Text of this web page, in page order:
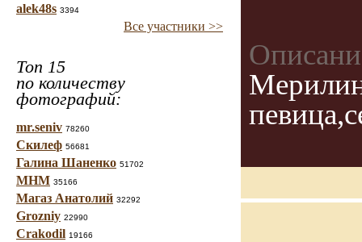
alek48s 3394
Все участники >>
Топ 15
по количеству
фотографий:
mr.seniv 78260
Скилеф 56681
Галина Шаненко 51702
МНМ 35166
Магаз Анатолий 32292
Grozniy 22990
Crakodil 19166